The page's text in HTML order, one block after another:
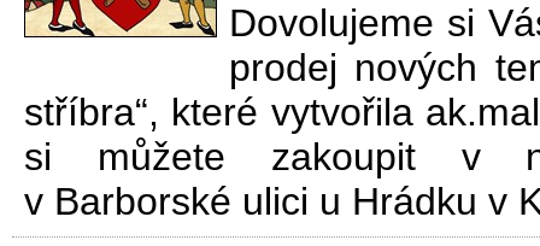
Dovolujeme si
prodej nových
stříbra“, které vytvořila
si můžete zakoupit v
v Barborské ulici u Hrádku v